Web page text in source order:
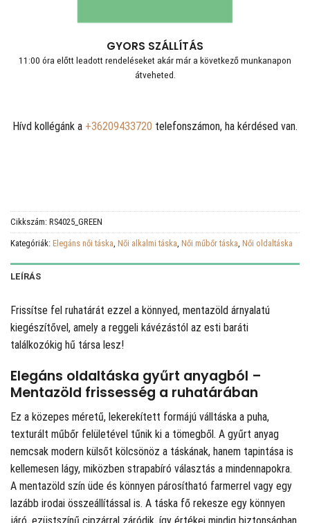
GYORS SZÁLLÍTÁS
11:00 óra előtt leadott rendeléseket akár már a következő munkanapon
átveheted.
Hívd kollégánk a +36209433720 telefonszámon, ha kérdésed van.
Cikkszám: RS4025_GREEN
Kategóriák: Elegáns női táska, Női alkalmi táska, Női műbőr táska, Női oldaltáska
LEÍRÁS
Frissítse fel ruhatárát ezzel a könnyed, mentazöld árnyalatú
kiegészítővel, amely a reggeli kávézástól az esti baráti
találkozókig hű társa lesz!
Elegáns oldaltáska gyűrt anyagból –
Mentazöld frissesség a ruhatárában
Ez a közepes méretű, lekerekített formájú válltáska a puha,
texturált műbőr felületével tűnik ki a tömegből. A gyűrt anyag
nemcsak modern külsőt kölcsönöz a táskának, hanem tapintása is
kellemesen lágy, miközben strapabíró választás a mindennapokra.
A mentazöld szín üde és könnyen párosítható farmerrel vagy egy
lazább irodai összeállítással is. A táska fő rekesze egy könnyen
járó, ezüstszínű cipzárral záródik, így értékei mindig biztonságban